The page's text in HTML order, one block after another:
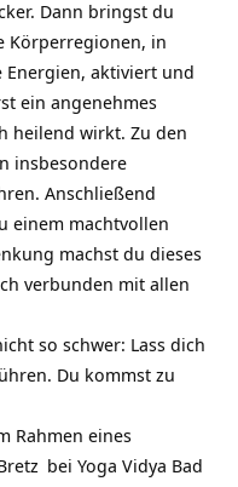
Dann bringst du
Körperregionen, in
Energien, aktiviert und
ein angenehmes
heilend wirkt. Zu den
insbesondere
Anschließend
einem machtvollen
machst du dieses
verbunden mit allen
so schwer: Lass dich
Du kommst zu
Rahmen eines
bei Yoga Vidya Bad